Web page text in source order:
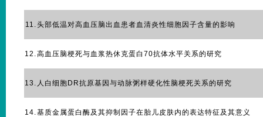
11.头部低温对高血压脑出血患者血清炎性细胞因子含量的影响
12.高血压脑梗死与血浆热休克蛋白70抗体水平关系的研究
13. 人白细胞DR抗原基因与动脉粥样硬化性脑梗死关系的研究
14.基质金属蛋白酶及其抑制因子在胎儿皮肤内的表达特征及其意义